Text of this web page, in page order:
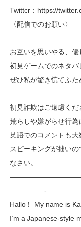
Twitter：https://
〈配信でのお願い〉
お互いを思いやる、優
初見ゲームでのネタバ
ぜひ私が驚き慌てふた
初見詐欺はご遠慮くだ
荒らしや嫌がらせ行為
英語でのコメントも大
スピーキングが拙い
なさい。
—————-
Hallo！ My name is
I’m a Japanese-style